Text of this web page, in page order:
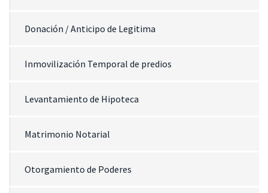
Donación / Anticipo de Legitima
Inmovilización Temporal de predios
Levantamiento de Hipoteca
Matrimonio Notarial
Otorgamiento de Poderes